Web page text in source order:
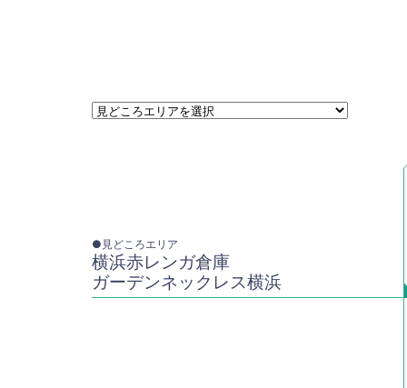
●見どころエリア
横浜赤レンガ倉庫
ガーデンネックレス横浜